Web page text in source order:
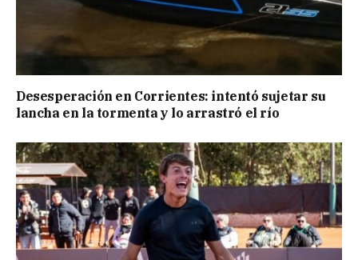
Desesperación en Corrientes: intentó sujetar su
lancha en la tormenta y lo arrastró el río